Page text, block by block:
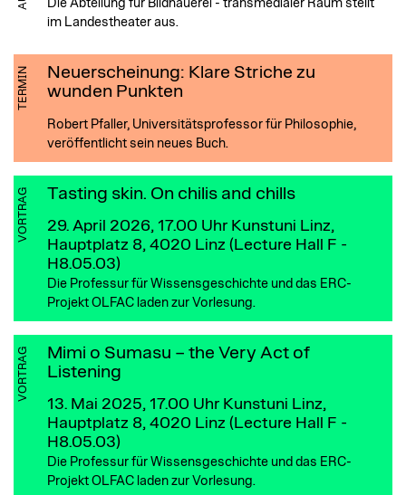
Die Abteilung für Bildhauerei - transmedialer Raum stellt
im Landestheater aus.
TERMIN
Neuerscheinung: Klare Striche zu
wunden Punkten
Robert Pfaller, Universitätsprofessor für Philosophie,
veröffentlicht sein neues Buch.
VORTRAG Tasting skin. On chilis and chills
29. April 2026, 17.00 Uhr Kunstuni Linz,
Hauptplatz 8, 4020 Linz (Lecture Hall F -
H8.05.03)
Die Professur für Wissensgeschichte und das ERC-
Projekt OLFAC laden zur Vorlesung.
VORTRAG
Mimi o Sumasu – the Very Act of
Listening
13. Mai 2025, 17.00 Uhr Kunstuni Linz,
Hauptplatz 8, 4020 Linz (Lecture Hall F -
H8.05.03)
Die Professur für Wissensgeschichte und das ERC-
Projekt OLFAC laden zur Vorlesung.